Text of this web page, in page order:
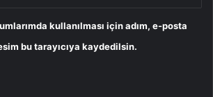
kullanılması için adım, e-posta
bu tarayıcıya kaydedilsin.